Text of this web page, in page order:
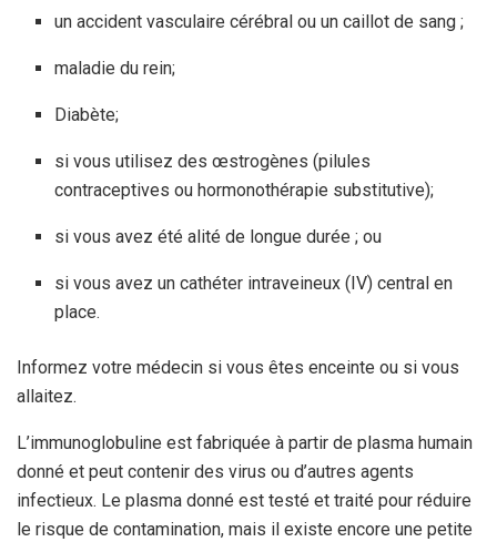
un accident vasculaire cérébral ou un caillot de sang ;
maladie du rein;
Diabète;
si vous utilisez des œstrogènes (pilules
contraceptives ou hormonothérapie substitutive);
si vous avez été alité de longue durée ; ou
si vous avez un cathéter intraveineux (IV) central en
place.
Informez votre médecin si vous êtes enceinte ou si vous
allaitez.
L’immunoglobuline est fabriquée à partir de plasma humain
donné et peut contenir des virus ou d’autres agents
infectieux. Le plasma donné est testé et traité pour réduire
le risque de contamination, mais il existe encore une petite